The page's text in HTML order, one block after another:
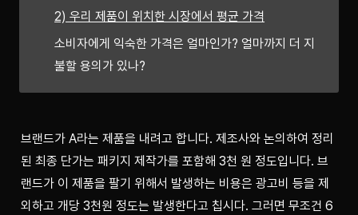
2) 우리 제품이 위치한 시장에서 평균 가격
소비자에게 익숙한 가격은 얼마인가? 얼마까지 더 지
불할 용의가 있나?
브랜드가 A라는 제품을 내려고 합니다. 제조사와 논의하여 정리
된 최종 단가는 패키지 제작가를 포함해 3천 원 정도입니다. 브
랜드가 이 제품을 팔기 위해서 발생하는 비용은 광고비 등을 제
외하고 개당 3천원 정도는 발생한다고 칩시다. 그러면 무조건 6